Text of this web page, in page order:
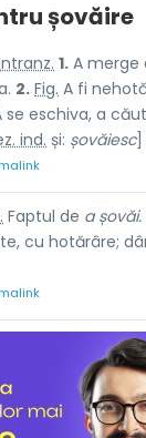
șovăire
1. A merge
2. Fig. A fi
se eschiva, a
ind. și: șovăiesc]
Faptul de a șovăi.
cu hotărâre;